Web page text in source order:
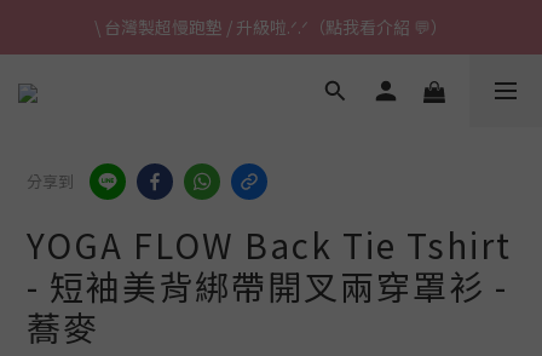
\ 台灣製超慢跑墊 / 升級啦.ᐟ.ᐟ（點我看介紹 💬）
\ 台灣製超慢跑墊 / 升級啦.ᐟ.ᐟ（點我看介紹 💬）
✈ 港澳免運｜滿HK$1,239免運 (指定商品)
分享到
YOGA FLOW Back Tie Tshirt
- 短袖美背綁帶開叉兩穿罩衫 -
蕎麥